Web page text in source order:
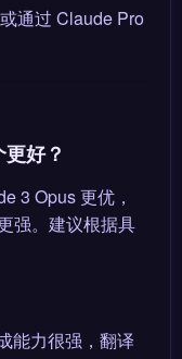
通过 Claude Pro
好？
3 Opus 更优，
强。建议根据具
能力很强，翻译